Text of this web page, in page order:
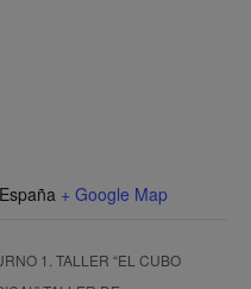
España + Google Map
1. TALLER “EL CUBO